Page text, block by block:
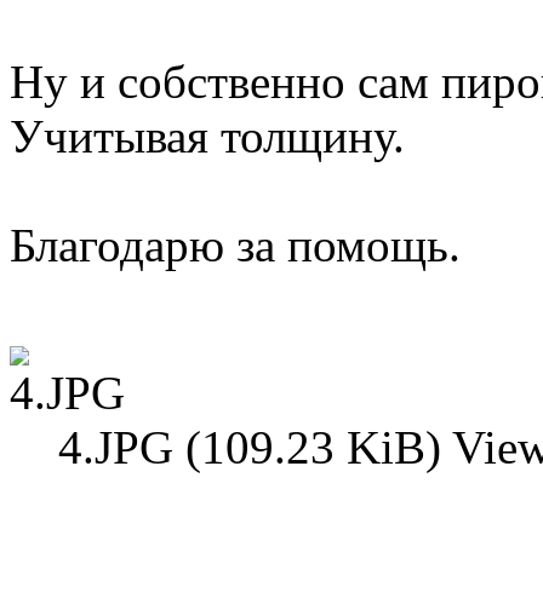
Ну и собственно сам
Учитывая толщину.
Благодарю за помощь.
4.JPG (109.23 KiB)